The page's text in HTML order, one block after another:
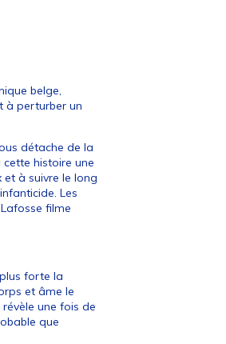
belge,
à perturber un
détache de la
histoire une
et à suivre le long
Les
filme
forte la
et âme le
une fois de
que